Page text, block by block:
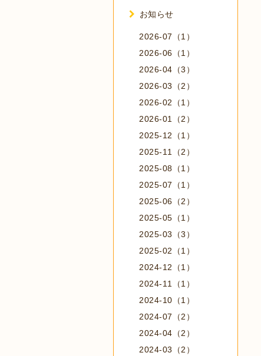
お知らせ
2026-07（1）
2026-06（1）
2026-04（3）
2026-03（2）
2026-02（1）
2026-01（2）
2025-12（1）
2025-11（2）
2025-08（1）
2025-07（1）
2025-06（2）
2025-05（1）
2025-03（3）
2025-02（1）
2024-12（1）
2024-11（1）
2024-10（1）
2024-07（2）
2024-04（2）
2024-03（2）